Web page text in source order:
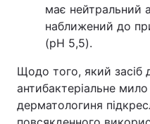
має нейтральний
наближений до
(pH 5,5).
Щодо того, який
антибактеріальне мило
дерматологиня